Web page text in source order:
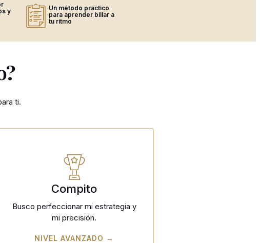
y
Un método práctico
para aprender billar a
tu ritmo
ti.
Compito
Busco perfeccionar mi estrategia y
mi precisión.
NIVEL AVANZADO →